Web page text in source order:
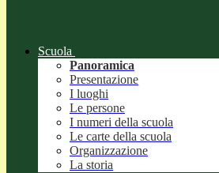
Scuola
Panoramica
Presentazione
I luoghi
Le persone
I numeri della scuola
Le carte della scuola
Organizzazione
La storia